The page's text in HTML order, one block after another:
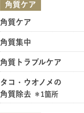
角質ケア
角質ケア
角質集中
角質トラブルケア
タコ・ウオノメの
角質除去 ＊1箇所